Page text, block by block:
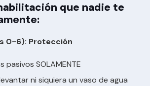
que nadie te
0-6): Protección
pasivos SOLAMENTE
levantar ni siquiera un vaso de agua